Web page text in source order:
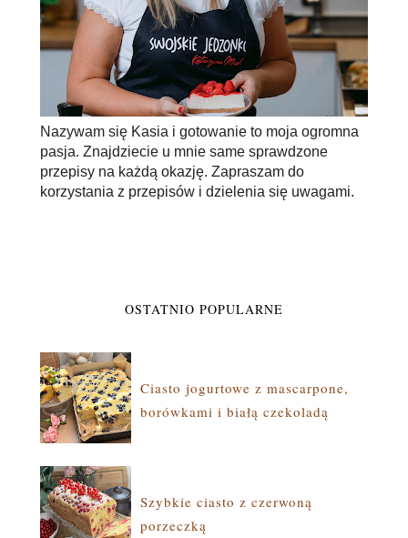
Nazywam się Kasia i gotowanie to moja ogromna
pasja. Znajdziecie u mnie same sprawdzone
przepisy na każdą okazję. Zapraszam do
korzystania z przepisów i dzielenia się uwagami.
OSTATNIO POPULARNE
Ciasto jogurtowe z mascarpone,
borówkami i białą czekoladą
Szybkie ciasto z czerwoną
porzeczką